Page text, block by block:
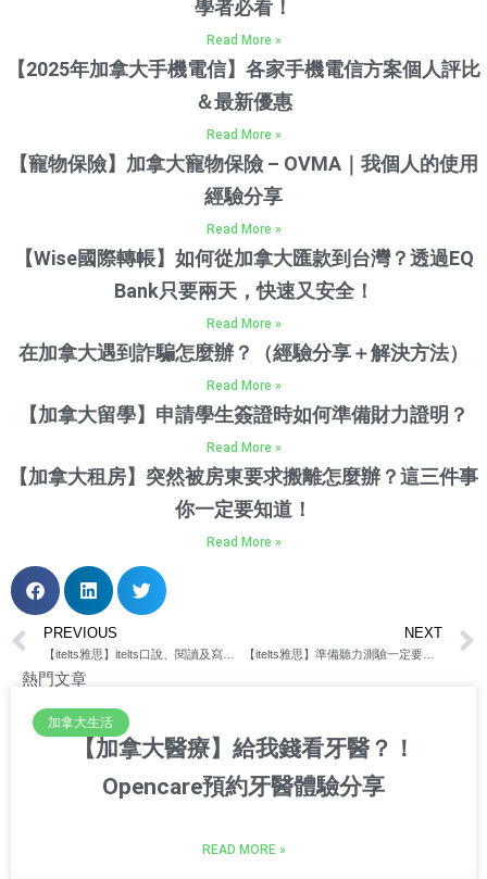
學者必看！
Read More »
【2025年加拿大手機電信】各家手機電信方案個人評比
＆最新優惠
Read More »
【寵物保險】加拿大寵物保險 – OVMA｜我個人的使用
經驗分享
Read More »
【Wise國際轉帳】如何從加拿大匯款到台灣？透過EQ
Bank只要兩天，快速又安全！
Read More »
在加拿大遇到詐騙怎麼辦？（經驗分享＋解決方法）
Read More »
【加拿大留學】申請學生簽證時如何準備財力證明？
Read More »
【加拿大租房】突然被房東要求搬離怎麼辦？這三件事
你一定要知道！
Read More »
PREVIOUS NEXT
【itelts雅思】準備聽力測驗一定要知道的3個重點｜自學者必看！
熱門文章
加拿大生活
【加拿大醫療】給我錢看牙醫？！
Opencare預約牙醫體驗分享
READ MORE »